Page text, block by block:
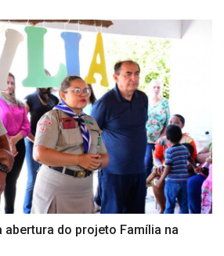
abertura do projeto Família na